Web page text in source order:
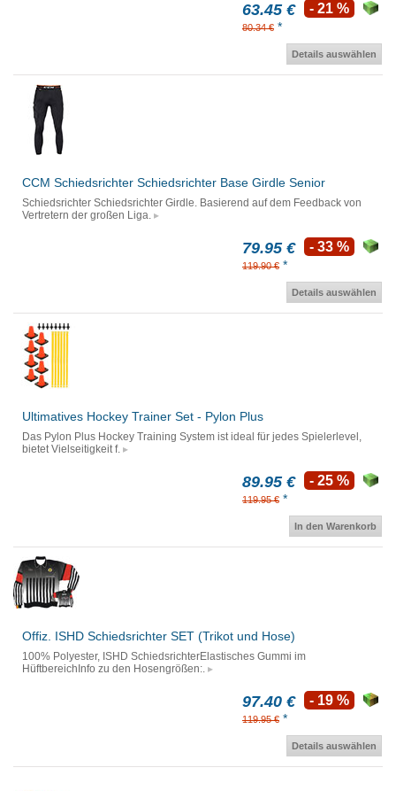
63.45 €
80.34 € *
- 21 %
Details auswählen
CCM Schiedsrichter Schiedsrichter Base Girdle Senior
Schiedsrichter Schiedsrichter Girdle. Basierend auf dem Feedback von
Vertretern der großen Liga.
79.95 €
119.90 € *
- 33 %
Details auswählen
Ultimatives Hockey Trainer Set - Pylon Plus
Das Pylon Plus Hockey Training System ist ideal für jedes Spielerlevel,
bietet Vielseitigkeit f.
89.95 €
119.95 € *
- 25 %
In den Warenkorb
Offiz. ISHD Schiedsrichter SET (Trikot und Hose)
100% Polyester, ISHD SchiedsrichterElastisches Gummi im
HüftbereichInfo zu den Hosengrößen:.
97.40 €
119.95 € *
- 19 %
Details auswählen